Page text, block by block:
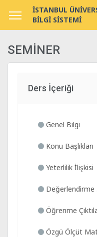
İSTANBUL
BİLGİ SİSTEMİ
SEMİNER
Ders İçeriği
Genel Bilgi
Konu Başlıkları
Yeterlilik İlişkisi
Değerlendirme
Öğrenme
Özgü Ölçüt